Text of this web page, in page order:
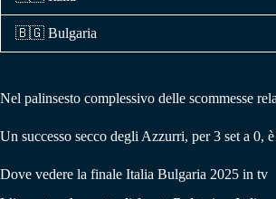
🇧🇬 Bulgaria
Nel palinsesto complessivo delle scommesse
Un successo secco degli Azzurri, per 3 set a 0,
Dove vedere la finale Italia Bulgaria 2025 in tv